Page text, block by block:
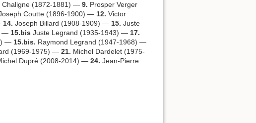
Chaligne (1872-1881) — 9. Prosper Verger
Coutte (1896-1900) — 12. Victor
14. Joseph Billard (1908-1909) — 15. Juste
— 15.bis Juste Legrand (1935-1943) — 17.
— 15.bis. Raymond Legrand (1947-1968) —
(1969-1975) — 21. Michel Dardelet (1975-
Dupré (2008-2014) — 24. Jean-Pierre